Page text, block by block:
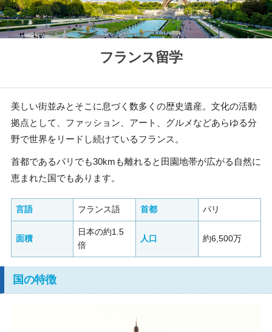
フランス留学
美しい街並みとそこに息づく数多くの歴史遺産。文化の活動
拠点として、ファッション、アート、グルメなどあらゆる分
野で世界をリードし続けているフランス。
首都であるパリでも30kmも離れると田園地帯が広がる自然に
恵まれた国でもあります。
言語 フランス語 首都 パリ
面積
日本の約1.5
倍
人口 約6,500万
国の特徴